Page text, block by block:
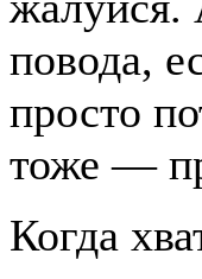
повода,
просто
тоже —
Когда